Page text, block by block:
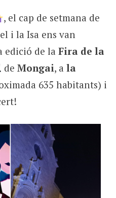
, el cap de setmana de
i la Isa ens van
edició de la Fira de la
de Mongai, a la
635 habitants) i